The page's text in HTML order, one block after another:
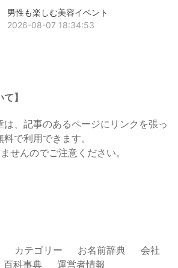
男性も楽しむ美容イベント
2026-08-07 18:34:53
】
は、記事のあるページにリンクを張っ
で利用できます。
せんのでご注意ください。
カテゴリー お名前辞典
会社
百科事典 運営者情報